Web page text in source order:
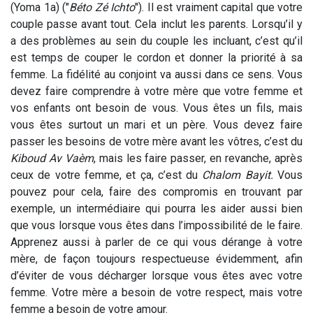
(Yoma 1a) ("Béto Zé Ichto"). Il est vraiment capital que votre
couple passe avant tout. Cela inclut les parents. Lorsqu’il y
a des problèmes au sein du couple les incluant, c’est qu’il
est temps de couper le cordon et donner la priorité à sa
femme. La fidélité au conjoint va aussi dans ce sens. Vous
devez faire comprendre à votre mère que votre femme et
vos enfants ont besoin de vous. Vous êtes un fils, mais
vous êtes surtout un mari et un père. Vous devez faire
passer les besoins de votre mère avant les vôtres, c’est du
Kiboud Av Vaèm, mais les faire passer, en revanche, après
ceux de votre femme, et ça, c’est du Chalom Bayit. Vous
pouvez pour cela, faire des compromis en trouvant par
exemple, un intermédiaire qui pourra les aider aussi bien
que vous lorsque vous êtes dans l’impossibilité de le faire.
Apprenez aussi à parler de ce qui vous dérange à votre
mère, de façon toujours respectueuse évidemment, afin
d’éviter de vous décharger lorsque vous êtes avec votre
femme. Votre mère a besoin de votre respect, mais votre
femme a besoin de votre amour.